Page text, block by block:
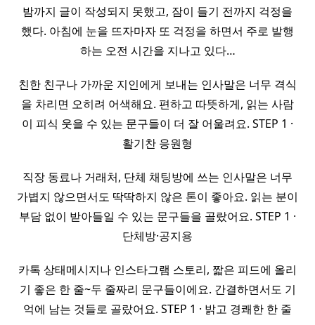
밤까지 글이 작성되지 못했고, 잠이 들기 전까지 걱정을
했다. 아침에 눈을 뜨자마자 또 걱정을 하면서 주로 발행
하는 오전 시간을 지나고 있다…
친한 친구나 가까운 지인에게 보내는 인사말은 너무 격식
을 차리면 오히려 어색해요. 편하고 따뜻하게, 읽는 사람
이 피식 웃을 수 있는 문구들이 더 잘 어울려요. STEP 1 ·
활기찬 응원형
직장 동료나 거래처, 단체 채팅방에 쓰는 인사말은 너무
가볍지 않으면서도 딱딱하지 않은 톤이 좋아요. 읽는 분이
부담 없이 받아들일 수 있는 문구들을 골랐어요. STEP 1 ·
단체방·공지용
카톡 상태메시지나 인스타그램 스토리, 짧은 피드에 올리
기 좋은 한 줄~두 줄짜리 문구들이에요. 간결하면서도 기
억에 남는 것들로 골랐어요. STEP 1 · 밝고 경쾌한 한 줄